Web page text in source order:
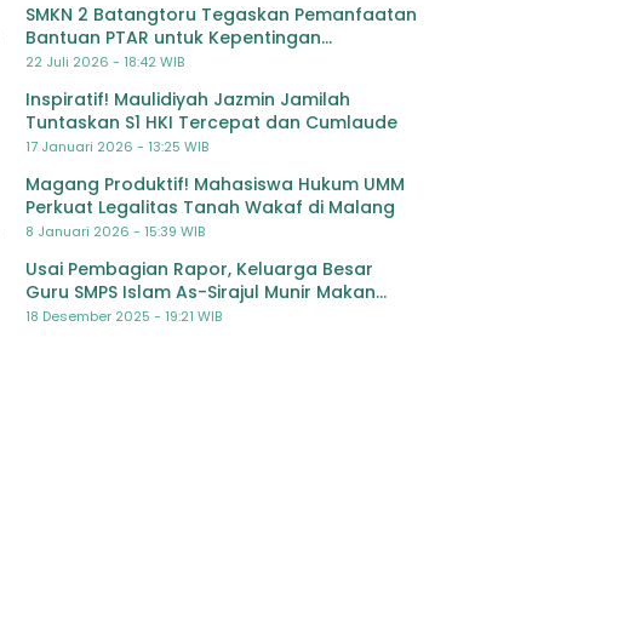
SMKN 2 Batangtoru Tegaskan Pemanfaatan
Bantuan PTAR untuk Kepentingan
Pendidikan
22 Juli 2026 - 18:42 WIB
Inspiratif! Maulidiyah Jazmin Jamilah
Tuntaskan S1 HKI Tercepat dan Cumlaude
17 Januari 2026 - 13:25 WIB
Magang Produktif! Mahasiswa Hukum UMM
Perkuat Legalitas Tanah Wakaf di Malang
8 Januari 2026 - 15:39 WIB
Usai Pembagian Rapor, Keluarga Besar
Guru SMPS Islam As-Sirajul Munir Makan
Bersama Sambut Libur Awal Semester
18 Desember 2025 - 19:21 WIB